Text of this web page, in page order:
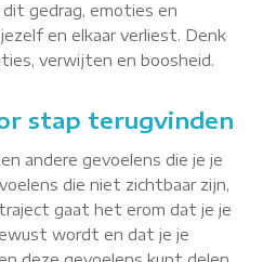
gedrag, emoties en
en elkaar verliest. Denk
verwijten en boosheid.
stap terugvinden
andere gevoelens die je je
die niet zichtbaar zijn,
gaat het erom dat je je
wordt en dat je je